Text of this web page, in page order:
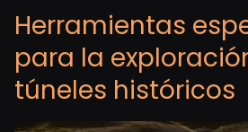
Herramientas
para la
túneles históricos